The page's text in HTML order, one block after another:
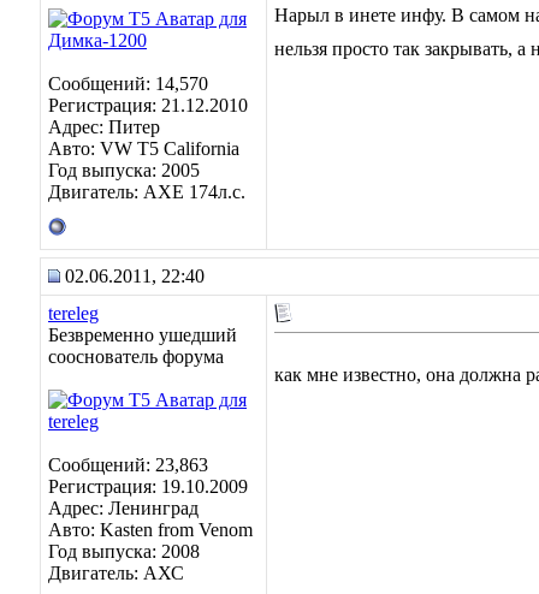
Сообщений: 14,570
Регистрация: 21.12.2010
Адрес: Питер
Авто: VW T5 California
Год выпуска: 2005
Двигатель: AXE 174л.с.
Нарыл в инете инфу. В самом
нельзя просто так
02.06.2011, 22:40
tereleg
Безвременно ушедший
сооснователь форума
Сообщений: 23,863
Регистрация: 19.10.2009
Адрес: Ленинград
Авто: Kasten from Venom
Год выпуска: 2008
Двигатель: АХС
как мне известно, она должна